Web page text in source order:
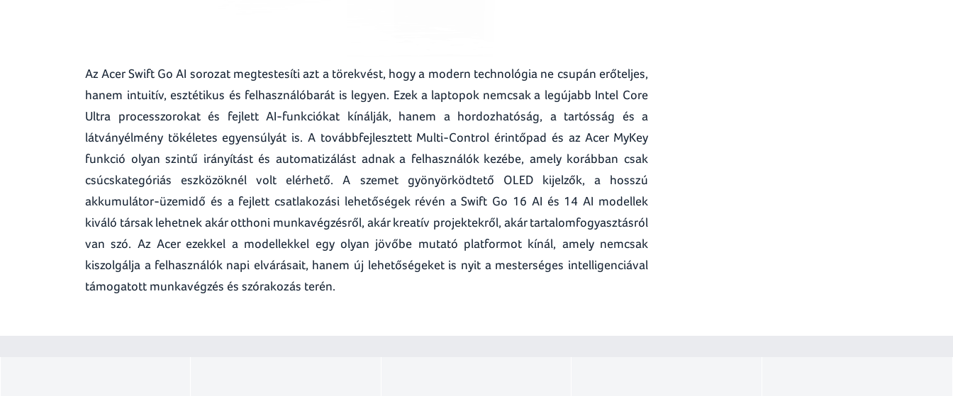
Az Acer Swift Go AI sorozat megtestesíti azt a törekvést, hogy a modern technológia ne csupán erőteljes,
hanem intuitív, esztétikus és felhasználóbarát is legyen. Ezek a laptopok nemcsak a legújabb Intel Core
Ultra processzorokat és fejlett AI-funkciókat kínálják, hanem a hordozhatóság, a tartósság és a
látványélmény tökéletes egyensúlyát is. A továbbfejlesztett Multi-Control érintőpad és az Acer MyKey
funkció olyan szintű irányítást és automatizálást adnak a felhasználók kezébe, amely korábban csak
csúcskategóriás eszközöknél volt elérhető. A szemet gyönyörködtető OLED kijelzők, a hosszú
akkumulátor-üzemidő és a fejlett csatlakozási lehetőségek révén a Swift Go 16 AI és 14 AI modellek
kiváló társak lehetnek akár otthoni munkavégzésről, akár kreatív projektekről, akár tartalomfogyasztásról
van szó. Az Acer ezekkel a modellekkel egy olyan jövőbe mutató platformot kínál, amely nemcsak
kiszolgálja a felhasználók napi elvárásait, hanem új lehetőségeket is nyit a mesterséges intelligenciával
támogatott munkavégzés és szórakozás terén.